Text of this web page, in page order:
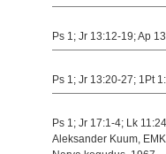
Ps 1; Jr 13:12-19; Ap
Ps 1; Jr 13:20-27; 1Pt
Ps 1; Jr 17:1-4; Lk
Aleksander Kuum,